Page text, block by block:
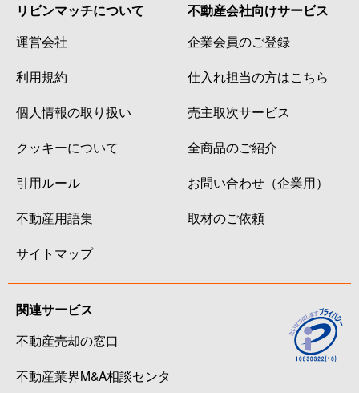
リビンマッチについて
運営会社
利用規約
個人情報の取り扱い
クッキーについて
引用ルール
不動産用語集
サイトマップ
不動産会社向けサービス
企業会員のご登録
仕入れ担当の方はこちら
売主取次サービス
全商品のご紹介
お問い合わせ（企業用）
取材のご依頼
関連サービス
不動産売却の窓口
不動産業界M&A相談センタ